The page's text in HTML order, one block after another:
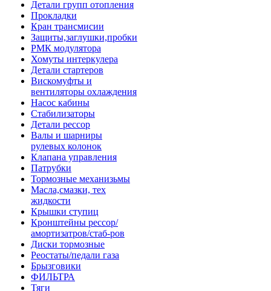
Детали групп отопления
Прокладки
Кран трансмисии
Защиты,заглушки,пробки
РМК модулятора
Хомуты интеркулера
Детали стартеров
Вискомуфты и
вентиляторы охлаждения
Насос кабины
Стабилизаторы
Детали рессор
Валы и шарниры
рулевых колонок
Клапана управления
Патрубки
Тормозные механизьмы
Масла,смазки, тех
жидкости
Крышки ступиц
Кронштейны рессор/
амортизатров/стаб-ров
Диски тормозные
Реостаты/педали газа
Брызговики
ФИЛЬТРА
Тяги